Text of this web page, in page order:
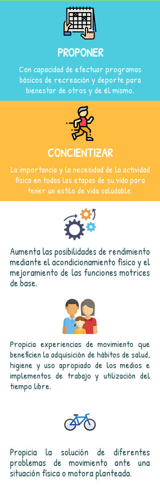
PROPONER
Con capacidad de efectuar programas
básicos de recreación y deporte para
bienestar de otros y de él mismo.
CONCIENTIZAR
La importancia y la necesidad de la actividad
física en todas las etapas de su vida para
tener un estilo de vida saludable.
Aumenta las posibilidades de rendimiento
mediante el acondicionamiento físico y el
mejoramiento de las funciones motrices
de base.
Propicia experiencias de movimiento que
beneficien la adquisición de hábitos de salud,
higiene y uso apropiado de los medios e
implementos de trabajo y utilización del
tiempo libre.
Propicia la solución de diferentes
problemas de movimiento ante una
situación física o motora planteada.